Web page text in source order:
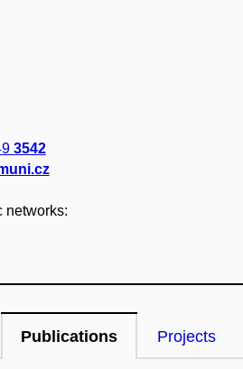
3542
networks:
Publications Projects